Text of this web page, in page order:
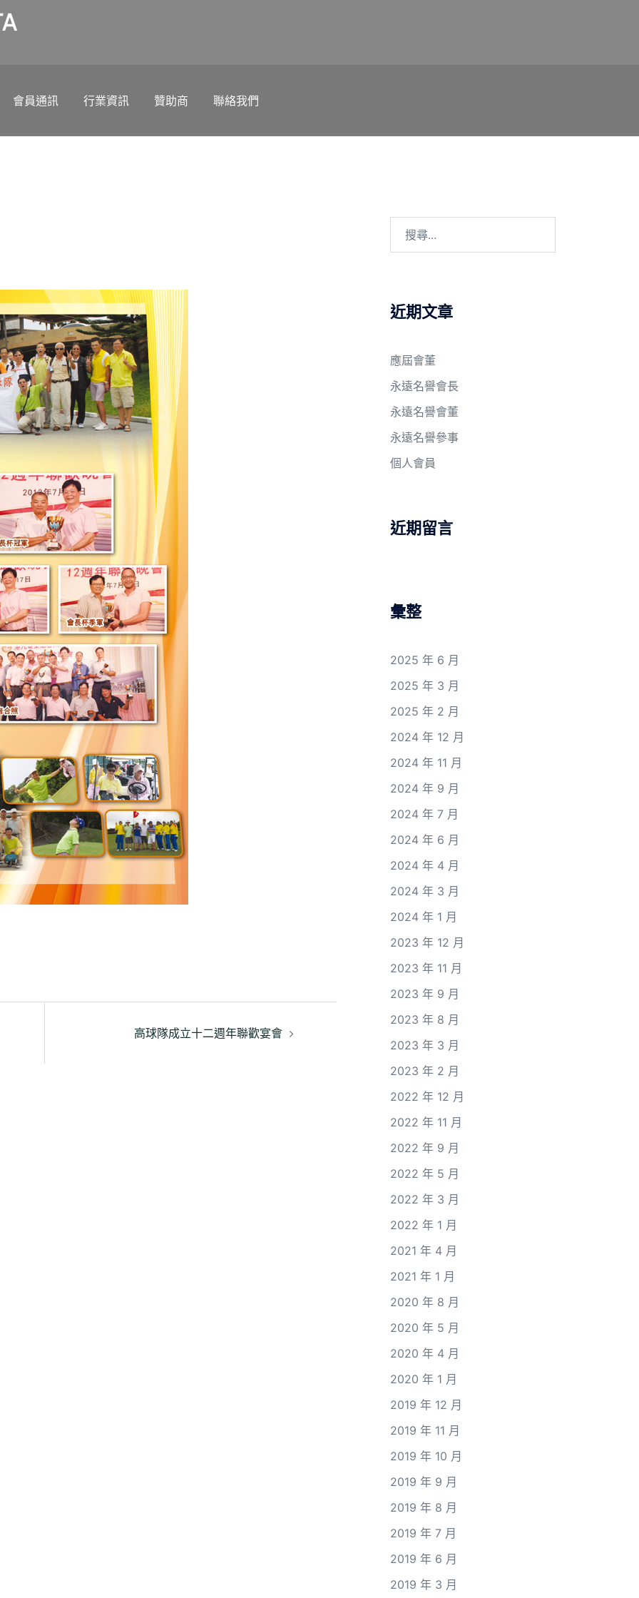
會員通訊 行業資訊 贊助商 聯絡我們
高球隊成立十二週年聯歡宴會
字:
近期文章
應屆會董
永遠名譽會長
永遠名譽會董
永遠名譽參事
個人會員
近期留言
彙整
2025 年 6 月
2025 年 3 月
2025 年 2 月
2024 年 12 月
2024 年 11 月
2024 年 9 月
2024 年 7 月
2024 年 6 月
2024 年 4 月
2024 年 3 月
2024 年 1 月
2023 年 12 月
2023 年 11 月
2023 年 9 月
2023 年 8 月
2023 年 3 月
2023 年 2 月
2022 年 12 月
2022 年 11 月
2022 年 9 月
2022 年 5 月
2022 年 3 月
2022 年 1 月
2021 年 4 月
2021 年 1 月
2020 年 8 月
2020 年 5 月
2020 年 4 月
2020 年 1 月
2019 年 12 月
2019 年 11 月
2019 年 10 月
2019 年 9 月
2019 年 8 月
2019 年 7 月
2019 年 6 月
2019 年 3 月